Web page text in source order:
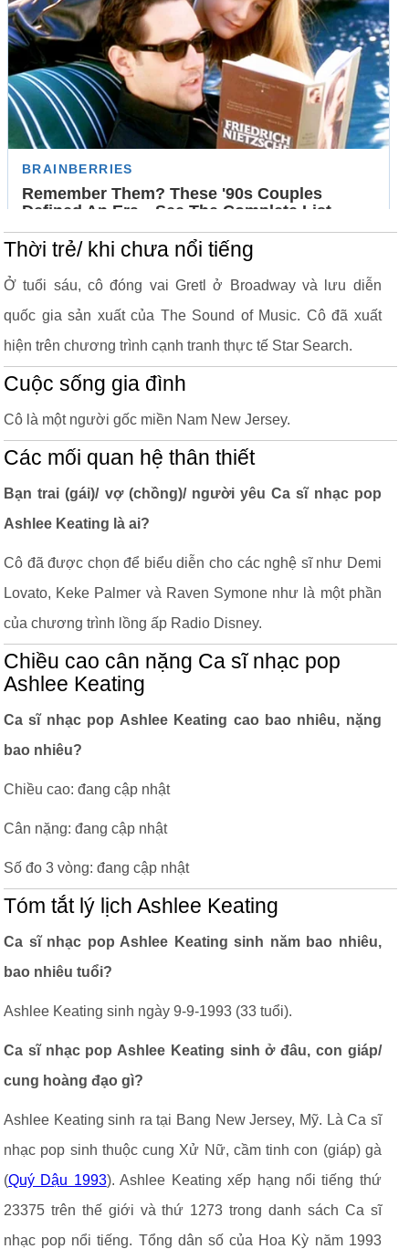
Thời trẻ/ khi chưa nổi tiếng
Ở tuổi sáu, cô đóng vai Gretl ở Broadway và lưu diễn
quốc gia sản xuất của The Sound of Music. Cô đã xuất
hiện trên chương trình cạnh tranh thực tế Star Search.
Cuộc sống gia đình
Cô là một người gốc miền Nam New Jersey.
Các mối quan hệ thân thiết
Bạn trai (gái)/ vợ (chồng)/ người yêu Ca sĩ nhạc pop
Ashlee Keating là ai?
Cô đã được chọn để biểu diễn cho các nghệ sĩ như Demi
Lovato, Keke Palmer và Raven Symone như là một phần
của chương trình lồng ấp Radio Disney.
Chiều cao cân nặng Ca sĩ nhạc pop
Ashlee Keating
Ca sĩ nhạc pop Ashlee Keating cao bao nhiêu, nặng
bao nhiêu?
Chiều cao: đang cập nhật
Cân nặng: đang cập nhật
Số đo 3 vòng: đang cập nhật
Tóm tắt lý lịch Ashlee Keating
Ca sĩ nhạc pop Ashlee Keating sinh năm bao nhiêu,
bao nhiêu tuổi?
Ashlee Keating sinh ngày 9-9-1993 (33 tuổi).
Ca sĩ nhạc pop Ashlee Keating sinh ở đâu, con giáp/
cung hoàng đạo gì?
Ashlee Keating sinh ra tại Bang New Jersey, Mỹ. Là Ca sĩ
nhạc pop sinh thuộc cung Xử Nữ, cầm tinh con (giáp) gà
(Quý Dậu 1993). Ashlee Keating xếp hạng nổi tiếng thứ
23375 trên thế giới và thứ 1273 trong danh sách Ca sĩ
nhạc pop nổi tiếng. Tổng dân số của Hoa Kỳ năm 1993